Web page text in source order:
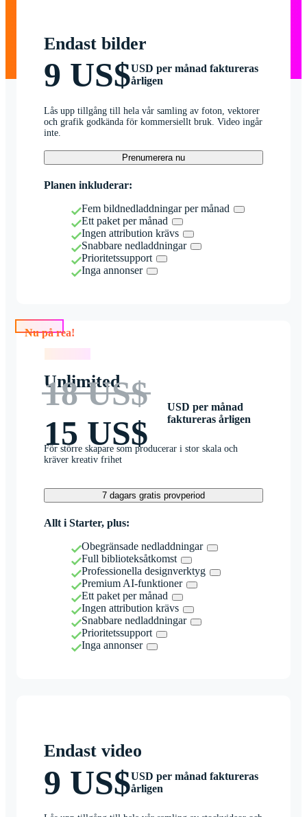
Endast bilder
9 US$USD per månad faktureras
årligen
Lås upp tillgång till hela vår samling av foton, vektorer
och grafik godkända för kommersiellt bruk. Video ingår
inte.
Prenumerera nu
Planen inkluderar:
Fem bildnedladdningar per månad
Ett paket per månad
Ingen attribution krävs
Snabbare nedladdningar
Prioritetssupport
Inga annonser
Nu på rea!
Unlimited
18 US$
15 US$
USD per månad
faktureras årligen
För större skapare som producerar i stor skala och
kräver kreativ frihet
7 dagars gratis provperiod
Allt i Starter, plus:
Obegränsade nedladdningar
Full biblioteksåtkomst
Professionella designverktyg
Premium AI-funktioner
Ett paket per månad
Ingen attribution krävs
Snabbare nedladdningar
Prioritetssupport
Inga annonser
Endast video
9 US$USD per månad faktureras
årligen